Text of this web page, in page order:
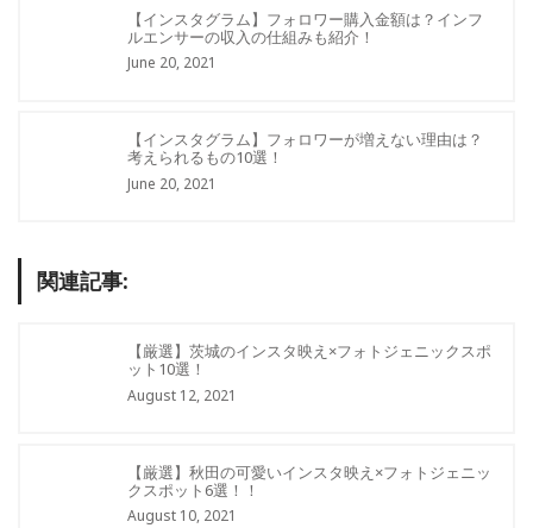
【インスタグラム】フォロワー購入金額は？インフ
ルエンサーの収入の仕組みも紹介！
June 20, 2021
【インスタグラム】フォロワーが増えない理由は？
考えられるもの10選！
June 20, 2021
関連記事:
【厳選】茨城のインスタ映え×フォトジェニックスポ
ット10選！
August 12, 2021
【厳選】秋田の可愛いインスタ映え×フォトジェニッ
クスポット6選！！
August 10, 2021